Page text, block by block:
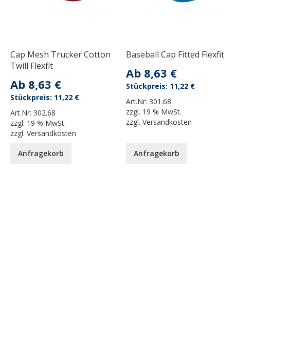
Cap Mesh Trucker Cotton
Twill Flexfit
Ab 8,63 €
Art.Nr: 302.68
zzgl. 19 % MwSt.
zzgl. Versandkosten
11,22 €
Anfragekorb
Baseball Cap Fitted Flexfit
Ab 8,63 €
Art.Nr: 301.68
zzgl. 19 % MwSt.
zzgl.Versandkosten
11,22 €
Anfragekorb